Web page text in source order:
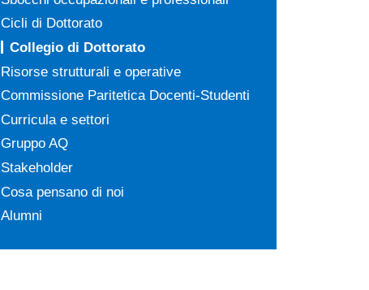
Cicli di Dottorato
Collegio di Dottorato
Risorse strutturali e operative
Commissione Paritetica Docenti-Studenti
Curricula e settori
Gruppo AQ
Stakeholder
Cosa pensano di noi
Alumni